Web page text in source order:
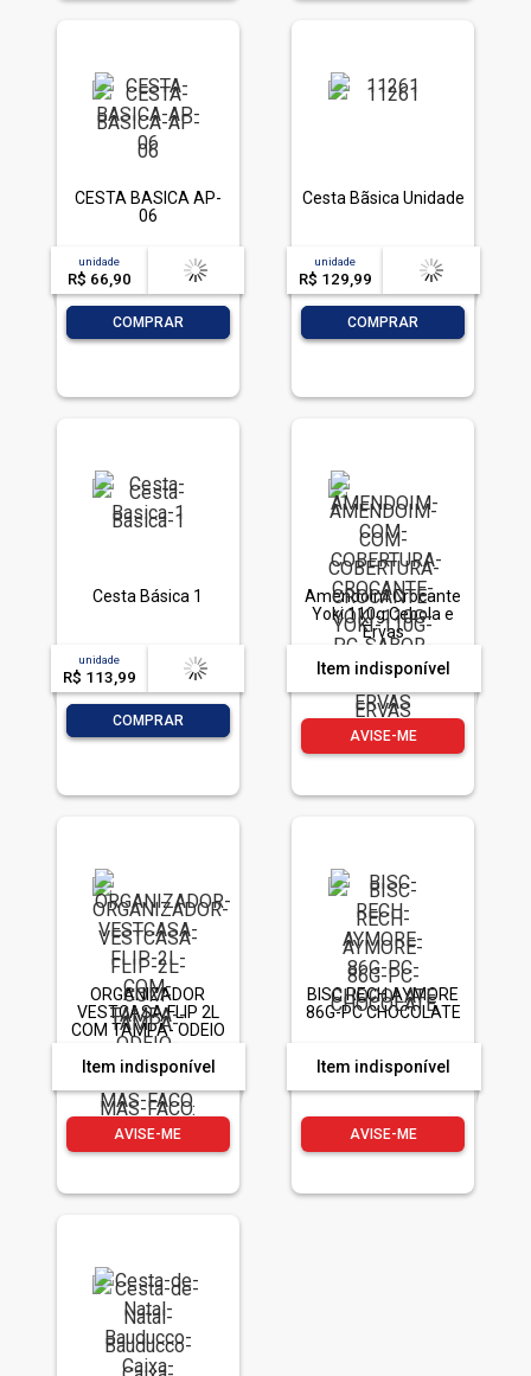
CESTA BASICA AP-
06
unidade
R$ 66,90
acima de
-- --,--un.
COMPRAR
Cesta Bãsica Unidade
unidade
R$ 129,99
acima de
-- --,--un.
COMPRAR
Cesta Básica 1
unidade
R$ 113,99
acima de
-- --,--un.
COMPRAR
Amendoim Crocante
Yoki 110g Cebola e
Ervas
Item indisponível
AVISE-ME
ORGANIZADOR
VESTCASA FLIP 2L
COM TAMPA- ODEIO
BAGUNCA, MAS
FACO.
Item indisponível
AVISE-ME
BISC RECH AYMORE
86G-PC CHOCOLATE
Item indisponível
AVISE-ME